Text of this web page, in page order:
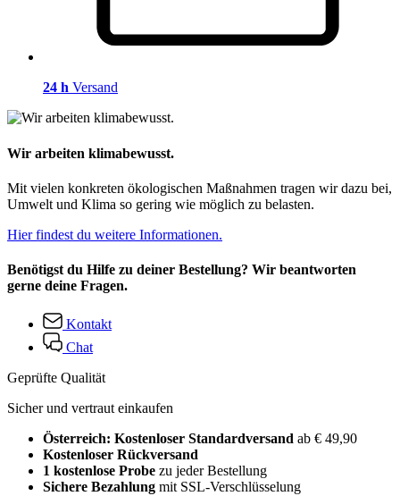
24 h Versand
Wir arbeiten klimabewusst.
Mit vielen konkreten ökologischen Maßnahmen tragen wir dazu bei,
Umwelt und Klima so gering wie möglich zu belasten.
Hier findest du weitere Informationen.
Benötigst du Hilfe zu deiner Bestellung? Wir beantworten
gerne deine Fragen.
Kontakt
Chat
Geprüfte Qualität
Sicher und vertraut einkaufen
Österreich: Kostenloser Standardversand ab € 49,90
Kostenloser Rückversand
1 kostenlose Probe zu jeder Bestellung
Sichere Bezahlung mit SSL-Verschlüsselung